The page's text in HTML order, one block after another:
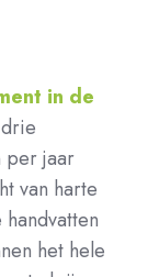
in de
per jaar
van harte
het hele